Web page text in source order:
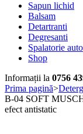
Sapun lichid
Balsam
Detartranti
Degresanti
Spalatorie auto
Shop
Informații la 0756
Prima pagină>
B-04 SOFT
efect antistatic